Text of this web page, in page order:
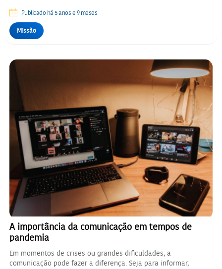
Publicado há 5 anos e 9 meses
Missão
A importância da comunicação em tempos de
pandemia
Em momentos de crises ou grandes dificuldades, a
comunicação pode fazer a diferença. Seja para informar,